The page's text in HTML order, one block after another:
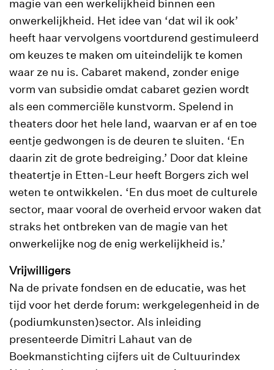
magie van een werkelijkheid binnen een
onwerkelijkheid. Het idee van ‘dat wil ik ook’
heeft haar vervolgens voortdurend gestimuleerd
om keuzes te maken om uiteindelijk te komen
waar ze nu is. Cabaret makend, zonder enige
vorm van subsidie omdat cabaret gezien wordt
als een commerciële kunstvorm. Spelend in
theaters door het hele land, waarvan er af en toe
eentje gedwongen is de deuren te sluiten. ‘En
daarin zit de grote bedreiging.’ Door dat kleine
theatertje in Etten-Leur heeft Borgers zich wel
weten te ontwikkelen. ‘En dus moet de culturele
sector, maar vooral de overheid ervoor waken dat
straks het ontbreken van de magie van het
onwerkelijke nog de enig werkelijkheid is.’
Vrijwilligers
Na de private fondsen en de educatie, was het
tijd voor het derde forum: werkgelegenheid in de
(podiumkunsten)sector. Als inleiding
presenteerde Dimitri Lahaut van de
Boekmanstichting cijfers uit de Cultuurindex